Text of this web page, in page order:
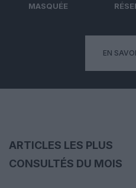
MASQUÉE
EN
ARTICLES LES PLUS
CONSULTÉS DU MOIS